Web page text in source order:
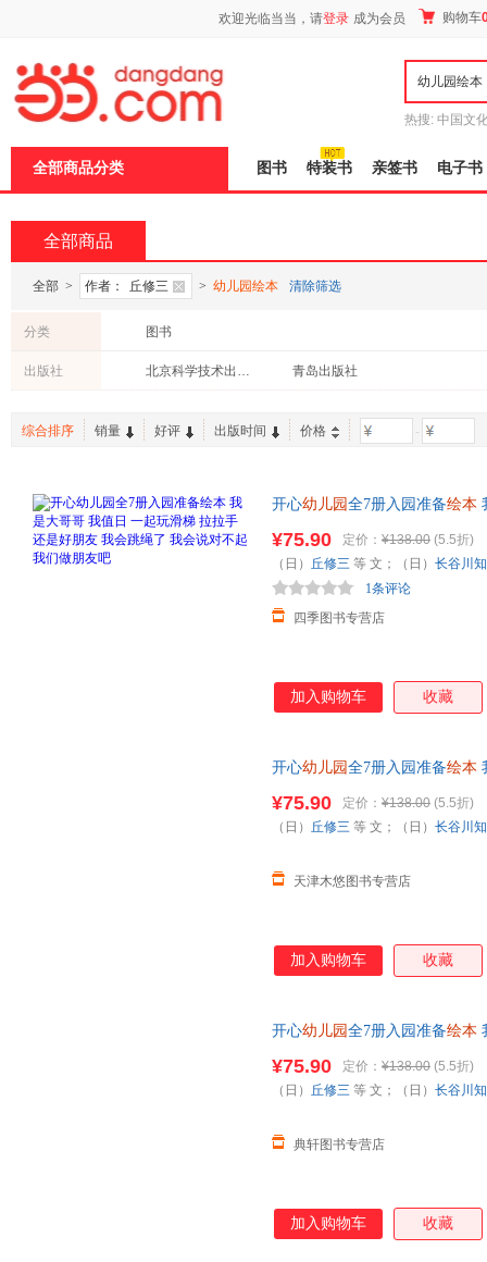
欢迎光临当当，请登录 成为会员 购物车
热搜: 中国文
全部商品分类 图书 特装书 亲签书 电子书
全部商品
全部 > 作者： 丘修三 > 幼儿园绘本 清除筛选
分类 图书
出版社 北京科学技术出版社 青岛出版社
综合排序 销量 好评 出版时间 价格 -
开心幼儿园 全7册入园准备绘本
¥75.90 定价： ¥138.00 (5.5折)
四季图书专营店
1条评论
（日） 丘修三 等 文；（日） 长谷川
加入购物车 收藏
开心幼儿园 全7册入园准备绘本
¥75.90 定价： ¥138.00 (5.5折)
天津木悠图书专营店
（日） 丘修三 等 文；（日） 长谷川
加入购物车 收藏
开心幼儿园 全7册入园准备绘本
¥75.90 定价： ¥138.00 (5.5折)
典轩图书专营店
（日） 丘修三 等 文；（日） 长谷川
加入购物车 收藏
页
加